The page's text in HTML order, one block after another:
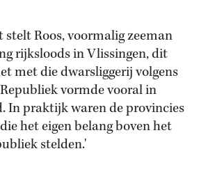
Roos, voormalig zeeman
rijksloods in Vlissingen, dit
met die dwarsliggerij volgens
vormde vooral in
In praktijk waren de provincies
het eigen belang boven het
stelden.'